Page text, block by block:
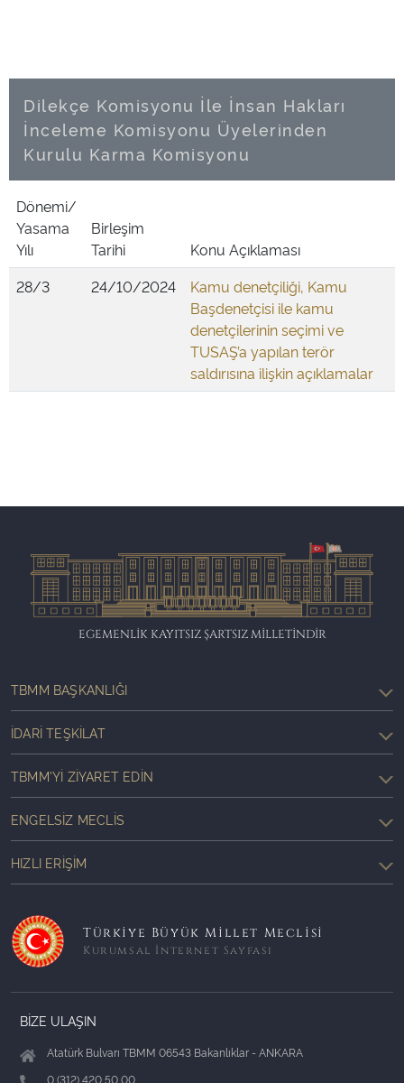
Dilekçe Komisyonu İle İnsan Hakları
İnceleme Komisyonu Üyelerinden
Kurulu Karma Komisyonu
Dönemi/
Yasama
Yılı
Birleşim
Tarihi
Konu Açıklaması
28/3
24/10/2024
Kamu denetçiliği, Kamu
Başdenetçisi ile kamu
denetçilerinin seçimi ve
TUSAŞ’a yapılan terör
saldırısına ilişkin açıklamalar
EGEMENLİK KAYITSIZ ŞARTSIZ MİLLETİNDİR
TBMM BAŞKANLIĞI
İDARI TEŞKILAT
TBMM'YI ZIYARET EDIN
ENGELSIZ MECLIS
HIZLI ERIŞIM
Türkiye Büyük Millet Meclisi
Kurumsal İnternet Sayfası
BİZE ULAŞIN
Atatürk Bulvarı TBMM 06543 Bakanlıklar - ANKARA
0 (312) 420 50 00